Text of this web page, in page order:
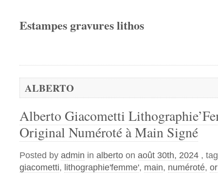
Estampes gravures lithos
ALBERTO
Alberto Giacometti
Original Numéroté à Main Signé
Posted by admin in alberto on août 30th, 2024 ,
giacometti, lithographie'femme', main, numéroté,